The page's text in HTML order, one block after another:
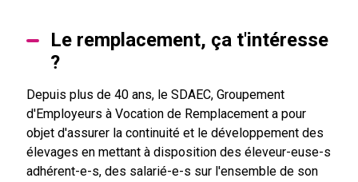
Le remplacement, ça t'intéresse
?
Depuis plus de 40 ans, le SDAEC, Groupement
d'Employeurs à Vocation de Remplacement a pour
objet d'assurer la continuité et le développement des
élevages en mettant à disposition des éleveur-euse-s
adhérent-e-s, des salarié-e-s sur l'ensemble de son